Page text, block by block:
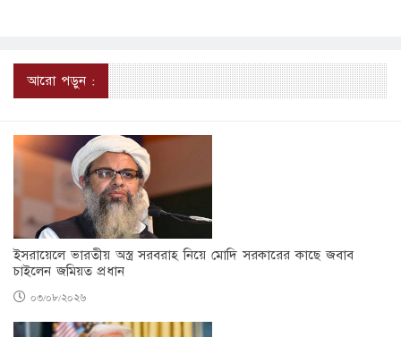
আরো পড়ুন :
ইসরায়েলে ভারতীয় অস্ত্র সরবরাহ নিয়ে মোদি সরকারের কাছে জবাব
চাইলেন জমিয়ত প্রধান
০৩/০৮/২০২৬